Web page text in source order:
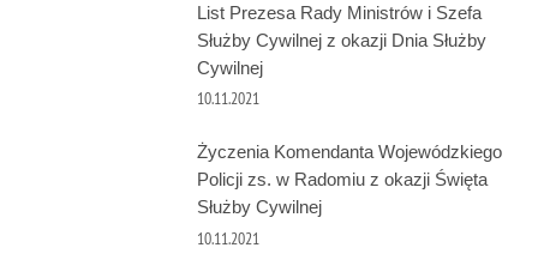
List Prezesa Rady Ministrów i Szefa
Służby Cywilnej z okazji Dnia Służby
Cywilnej
10.11.2021
Życzenia Komendanta Wojewódzkiego
Policji zs. w Radomiu z okazji Święta
Służby Cywilnej
10.11.2021